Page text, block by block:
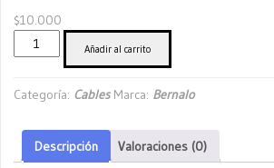
$10.000
Cable
de
eléctrica
metros.
Añadir al carrito
Categoría: Cables Marca: Bernalo
Descripción Valoraciones (0)